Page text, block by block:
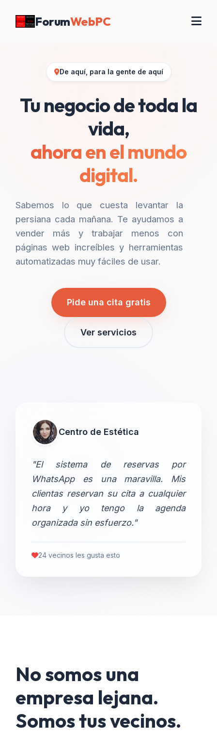
ForumWebPC
De aquí, para la gente de aquí
Tu negocio de toda la
vida,
ahora en el mundo
digital.
Sabemos lo que cuesta levantar la
persiana cada mañana. Te ayudamos a
vender más y trabajar menos con
páginas web increíbles y herramientas
automatizadas muy fáciles de usar.
Pide una cita gratis
Ver servicios
Centro de Estética
"El sistema de reservas por
WhatsApp es una maravilla. Mis
clientas reservan su cita a cualquier
hora y yo tengo la agenda
organizada sin esfuerzo."
24 vecinos les gusta esto
No somos una
empresa lejana.
Somos tus vecinos.